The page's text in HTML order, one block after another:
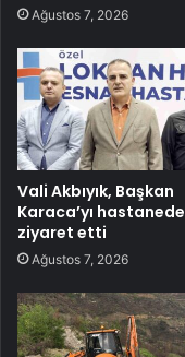
Ağustos 7, 2026
Vali Akbıyık, Başkan
Karaca’yı hastanede
ziyaret etti
Ağustos 7, 2026